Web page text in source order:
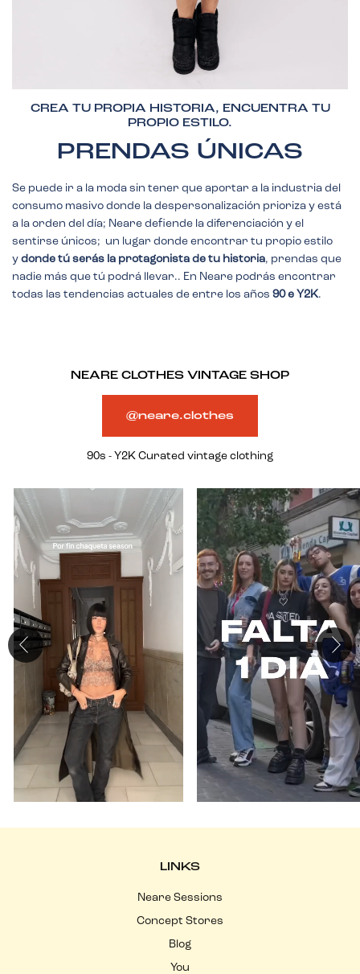
CREA TU PROPIA HISTORIA, ENCUENTRA TU
PROPIO ESTILO.
PRENDAS ÚNICAS
Se puede ir a la moda sin tener que aportar a la industria del
consumo masivo donde la despersonalización prioriza y está
a la orden del día; Neare defiende la diferenciación y el
sentirse únicos; un lugar donde encontrar tu propio estilo
y donde tú serás la protagonista de tu historia, prendas que
nadie más que tú podrá llevar.. En Neare podrás encontrar
todas las tendencias actuales de entre los años 90 e Y2K.
NEARE CLOTHES VINTAGE SHOP
@neare.clothes
90s - Y2K Curated vintage clothing
LINKS
Neare Sessions
Concept Stores
Blog
You